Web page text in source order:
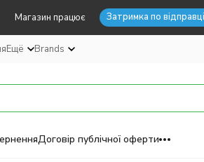
Магазин працює Затримка по
Ещё Brands
Договір публічної оферти